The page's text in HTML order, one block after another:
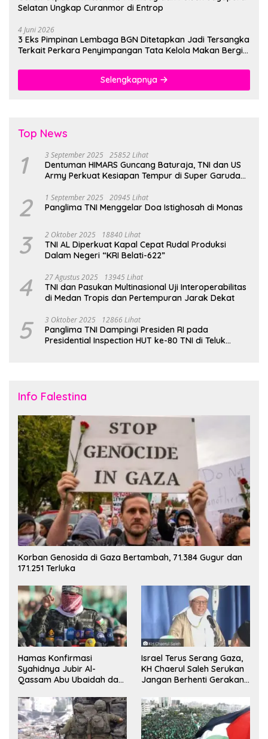
Selatan Ungkap Curanmor di Entrop
4 Juni 2026
3 Eks Pimpinan Lembaga BGN Ditetapkan Jadi Tersangka
Terkait Perkara Penyimpangan Tata Kelola Makan Bergizi
Selengkapnya
Top News
1 3 September 2025 25852 Lihat
Dentuman HIMARS Guncang Baturaja, TNI dan US
Army Perkuat Kesiapan Tempur di Super Garuda
2 1 September 2025 20945 Lihat
Panglima TNI Menggelar Doa Istighosah di Monas
3 2 Oktober 2025 18840 Lihat
TNI AL Diperkuat Kapal Cepat Rudal Produksi
Dalam Negeri “KRI Belati-622”
4 27 Agustus 2025 13945 Lihat
TNI dan Pasukan Multinasional Uji Interoperabilitas
di Medan Tropis dan Pertempuran Jarak Dekat
5 3 Oktober 2025 12866 Lihat
Panglima TNI Dampingi Presiden RI pada
Presidential Inspection HUT ke-80 TNI di Teluk
Info Falestina
Korban Genosida di Gaza Bertambah, 71.384 Gugur dan
171.251 Terluka
Hamas Konfirmasi
Syahidnya Jubir Al-
Qassam Abu Ubaidah dan
Sinwar
Israel Terus Serang Gaza,
KH Chaerul Saleh Serukan
Jangan Berhenti Gerakan